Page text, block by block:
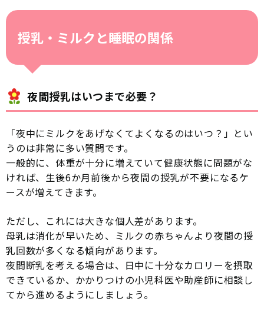
授乳・ミルクと睡眠の関係
夜間授乳はいつまで必要？
「夜中にミルクをあげなくてよくなるのはいつ？」とい
うのは非常に多い質問です。
一般的に、体重が十分に増えていて健康状態に問題がな
ければ、生後6か月前後から夜間の授乳が不要になるケ
ースが増えてきます。
ただし、これには大きな個人差があります。
母乳は消化が早いため、ミルクの赤ちゃんより夜間の授
乳回数が多くなる傾向があります。
夜間断乳を考える場合は、日中に十分なカロリーを摂取
できているか、かかりつけの小児科医や助産師に相談し
てから進めるようにしましょう。